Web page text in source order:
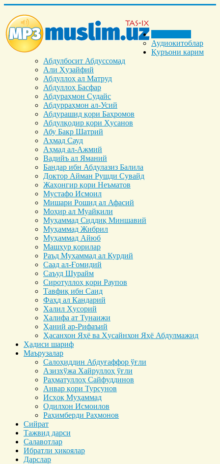
Аудиокитоблар
Қуръони карим
Абдулбосит Абдуссомад
Али Ҳузайфий
Абдуллоҳ ал Матруд
Абдуллоҳ Басфар
Абдураҳмон Судайс
Абдурраҳмон ал-Усий
Абдурашид қори Баҳромов
Абдулқодир қори Ҳусанов
Абу Бакр Шатрий
Аҳмад Сауд
Аҳмад ал-Ажмий
Вадийъ ал Яманий
Бандар ибн Абдулазиз Балила
Доктор Айман Рушди Сувайд
Жаҳонгир қори Неъматов
Мустафо Исмоил
Мишари Рошид ал Афасий
Моҳир ал Муайқили
Муҳаммад Cиддиқ Миншавий
Муҳаммад Жибрил
Муҳаммад Айюб
Машҳур қорилар
Раъд Муҳаммад ал Курдий
Саад ал-Ғомидий
Саъуд Шурайм
Сиротуллоҳ қори Раупов
Тавфиқ ибн Саид
Фаҳд ал Кандарий
Халил Ҳусорий
Халифа ат Тунаижи
Ҳаний ар-Рифаъий
Ҳасанхон Яҳё ва Ҳусайнхон Яҳё Абдулмажид
Ҳадиси шариф
Маърузалар
Салоҳиддин Абдуғаффор ўғли
Азизхўжа Хайруллоҳ ўғли
Раҳматуллоҳ Сайфуддинов
Анвар қори Турсунов
Исҳоқ Муҳаммад
Одилхон Исмоилов
Раҳимберди Раҳмонов
Сийрат
Тажвид дарси
Салавотлар
Ибратли ҳикоялар
Дарслар